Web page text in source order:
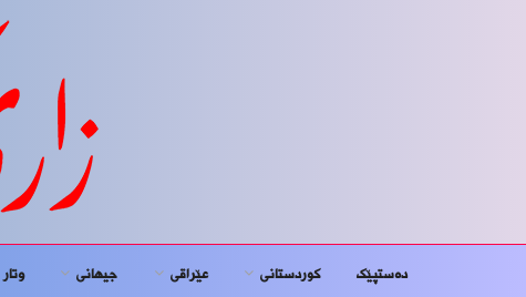
دەستپێک کوردستانى عێراقی جیهانى وتار